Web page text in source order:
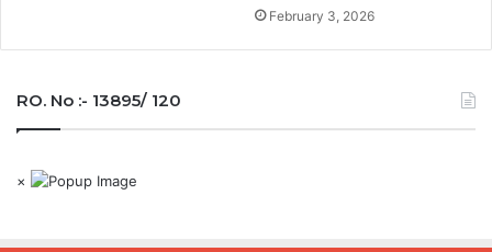
February 3, 2026
RO. No :- 13895/ 120
×